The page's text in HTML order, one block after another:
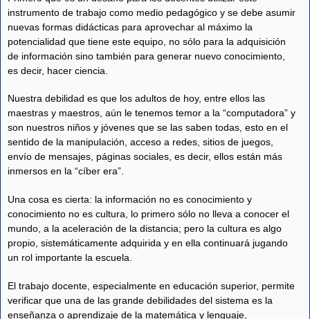
instrumento de trabajo como medio pedagógico y se debe asumir
nuevas formas didácticas para aprovechar al máximo la
potencialidad que tiene este equipo, no sólo para la adquisición
de información sino también para generar nuevo conocimiento,
es decir, hacer ciencia.
Nuestra debilidad es que los adultos de hoy, entre ellos las
maestras y maestros, aún le tenemos temor a la “computadora” y
son nuestros niños y jóvenes que se las saben todas, esto en el
sentido de la manipulación, acceso a redes, sitios de juegos,
envío de mensajes, páginas sociales, es decir, ellos están más
inmersos en la “cíber era”.
Una cosa es cierta: la información no es conocimiento y
conocimiento no es cultura, lo primero sólo no lleva a conocer el
mundo, a la aceleración de la distancia; pero la cultura es algo
propio, sistemáticamente adquirida y en ella continuará jugando
un rol importante la escuela.
El trabajo docente, especialmente en educación superior, permite
verificar que una de las grande debilidades del sistema es la
enseñanza o aprendizaje de la matemática y lenguaje,